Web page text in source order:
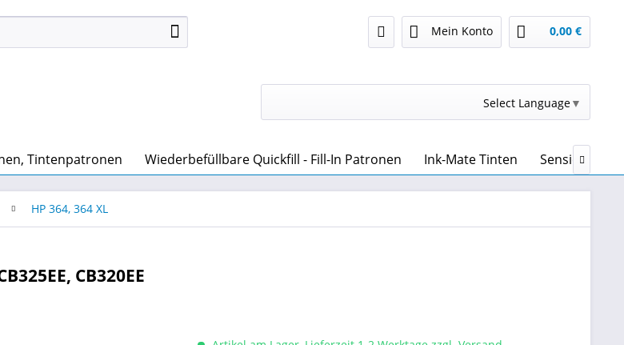
Mein Konto 0,00 €
Select Language▼
Tintenpatronen Wiederbefüllbare Quickfill - Fill-In Patronen Ink-Mate Tinten Sensient

HP 364, 364 XL
CB320EE